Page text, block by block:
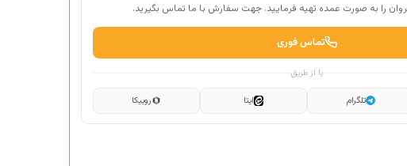
را به صورت عمده تهیه فرمایید. جهت سفارش با ما تماس بگیرید.
تماس فوری
یا از طریق
تلگرام ایتا روبیکا